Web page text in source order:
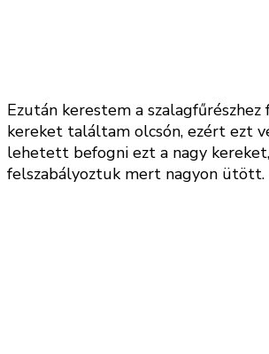
Ezután kerestem a
kereket találtam olcsón, ezért ezt
lehetett befogni ezt a nagy
felszabályoztuk mert nagyon ütött.